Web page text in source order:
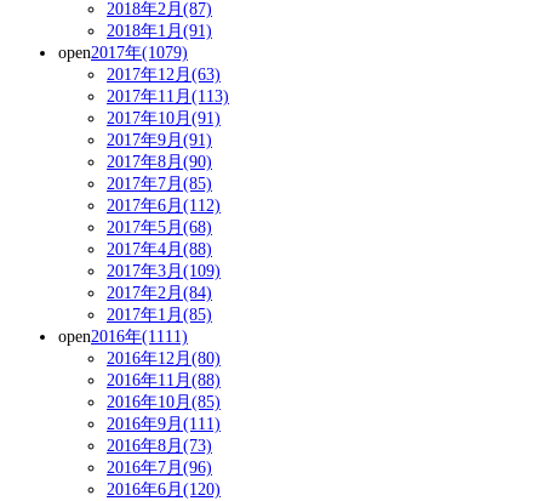
2018年2月(87)
2018年1月(91)
open2017年(1079)
2017年12月(63)
2017年11月(113)
2017年10月(91)
2017年9月(91)
2017年8月(90)
2017年7月(85)
2017年6月(112)
2017年5月(68)
2017年4月(88)
2017年3月(109)
2017年2月(84)
2017年1月(85)
open2016年(1111)
2016年12月(80)
2016年11月(88)
2016年10月(85)
2016年9月(111)
2016年8月(73)
2016年7月(96)
2016年6月(120)